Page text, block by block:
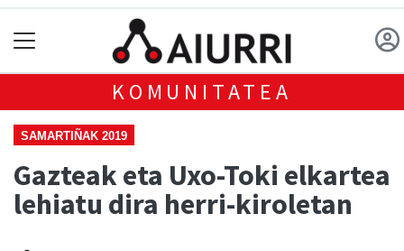
KOMUNITATEA
SAMARTIÑAK 2019
Gazteak eta Uxo-Toki elkartea
lehiatu dira herri-kiroletan